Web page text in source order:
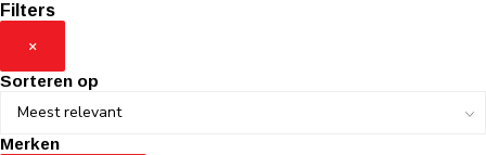
Filters
×
Sorteren op
Merken